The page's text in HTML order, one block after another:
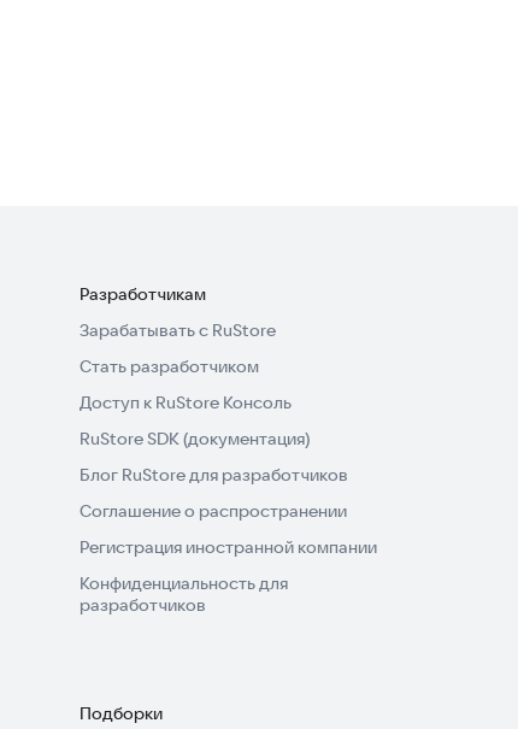
Разработчикам
Зарабатывать с RuStore
Стать разработчиком
Доступ к RuStore Консоль
RuStore SDK (документация)
Блог RuStore для разработчиков
Соглашение о распространении
Регистрация иностранной компании
Конфиденциальность для
разработчиков
Подборки